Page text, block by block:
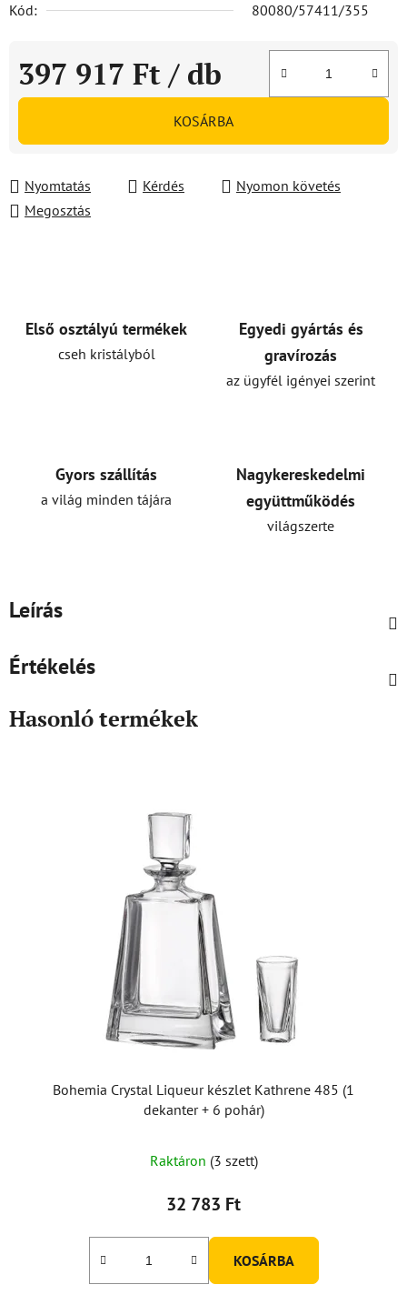
Kód:
80080/57411/355
397 917 Ft / db
Egységár:
KOSÁRBA
Nyomtatás Kérdés
Nyomon követés
Megosztás
Első osztályú termékek
cseh kristályból
Egyedi gyártás és
gravírozás
az ügyfél igényei szerint
Gyors szállítás
a világ minden tájára
Nagykereskedelmi
együttműködés
világszerte
Leírás
Értékelés
Hasonló termékek
Bohemia Crystal Liqueur készlet Kathrene 485 (1
dekanter + 6 pohár)
Raktáron (3 szett)
32 783 Ft
KOSÁRBA